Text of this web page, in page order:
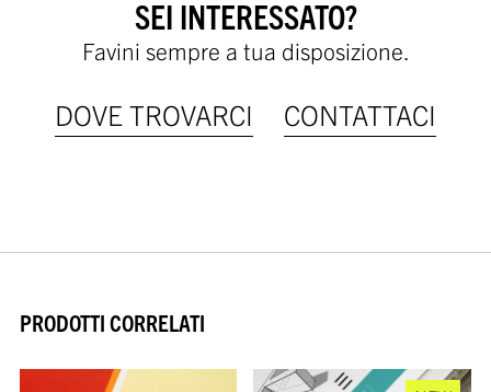
SEI INTERESSATO?
Favini sempre a tua disposizione.
DOVE TROVARCI CONTATTACI
PRODOTTI CORRELATI